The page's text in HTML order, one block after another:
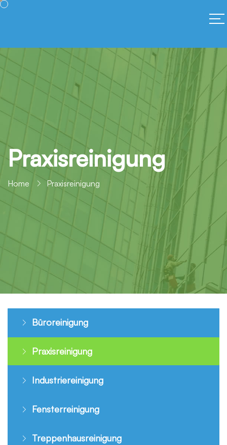
Praxisreinigung
Home Praxisreinigung
Büroreinigung
Praxisreinigung
Industriereinigung
Fensterreinigung
Treppenhausreinigung